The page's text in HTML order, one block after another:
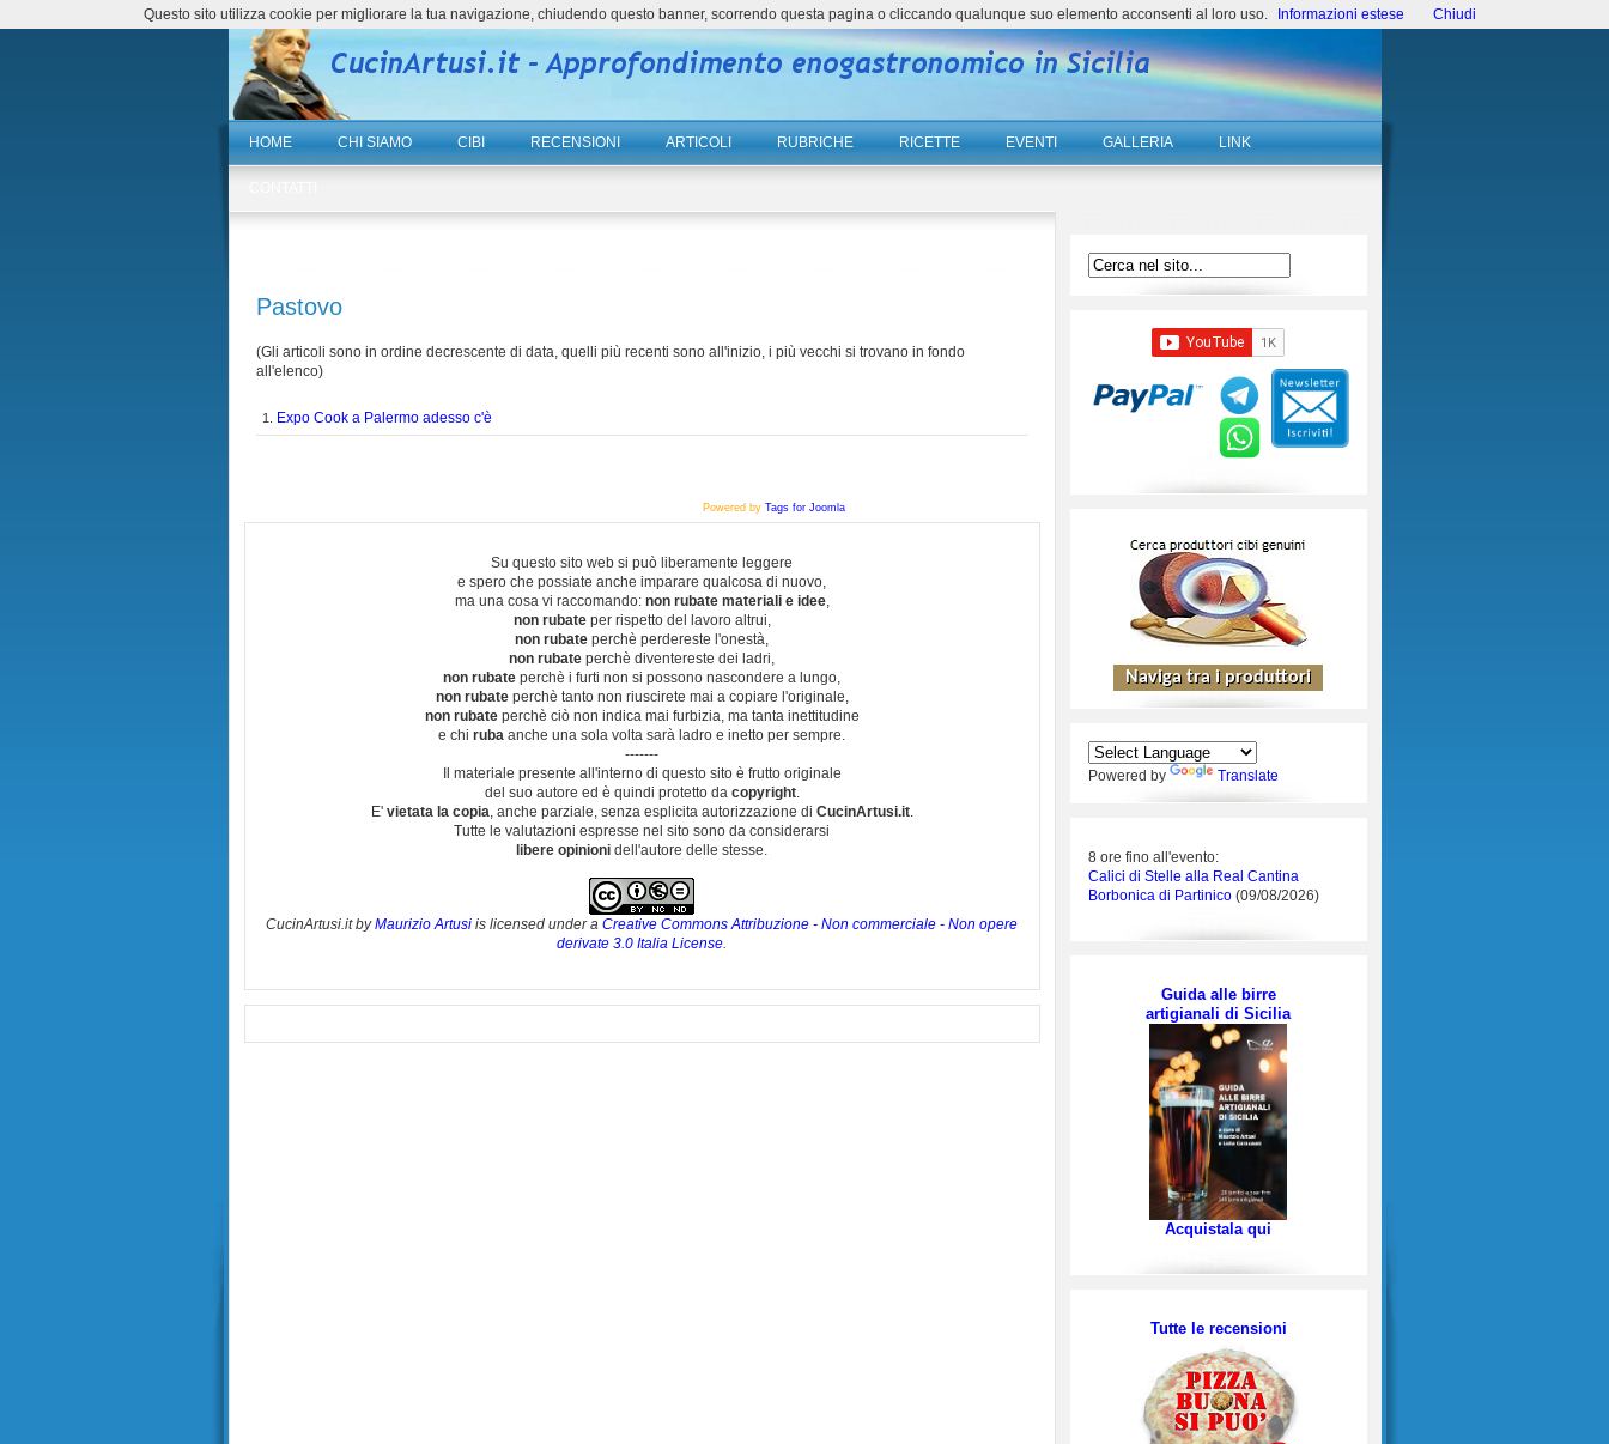
HOME CHI SIAMO CIBI RECENSIONI ARTICOLI RUBRICHE RICETTE EVENTI GALLERIA LINK
Pastovo
(Gli articoli sono in ordine decrescente di data, quelli più recenti sono all'inizio, i più vecchi si trovano in fondo
all'elenco)
1. Expo Cook a Palermo adesso c'è
Powered by Tags for Joomla
Su questo sito web si può liberamente leggere
e spero che possiate anche imparare qualcosa di nuovo,
ma una cosa vi raccomando: non rubate materiali e idee,
non rubateper rispetto del lavoro altrui,
non rubate perchè perdereste l'onestà,
non rubate perchè diventereste dei ladri,
non rubate perchè i furti non si possono nascondere a lungo,
non rubateperchè tanto non riuscirete mai a copiare l'originale,
non rubateperchè ciò non indica mai furbizia, ma tanta inettitudine
e chi ruba anche una sola volta sarà ladro e inetto per sempre.
-------
Il materiale presente all'interno di questo sito è frutto originale
del suo autore ed è quindi protetto da copyright.
E' vietata la copia, anche parziale, senza esplicita autorizzazione di CucinArtusi.it.
Tutte le valutazioni espresse nel sito sono da considerarsi
libere opinioni dell'autore delle stesse.
CucinArtusi.itbyMaurizio Artusi is licensed under a Creative Commons Attribuzione - Non commerciale - Non opere
derivate 3.0 Italia License.
Powered by Translate
8 ore fino all'evento:
Calici di Stelle alla Real Cantina
Borbonica di Partinico (09/08/2026)
Guida alle birre
artigianali di Sicilia
Acquistala qui
Tutte le recensioni
Questo sito utilizza cookie per migliorare la tua navigazione, chiudendo questo banner, scorrendo questa pagina o cliccando qualunque suo elemento acconsenti al loro uso. Informazioni estese Chiudi